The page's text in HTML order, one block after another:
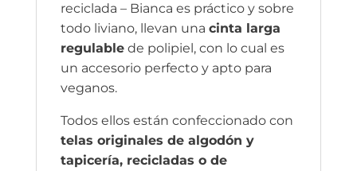
reciclada – Bianca es práctico y sobre
todo liviano, llevan una cinta larga
regulablede polipiel, con lo cual es
un accesorio perfecto y apto para
veganos.
Todos ellos están confeccionado con
telas originales de algodón y
tapicería, recicladas o de